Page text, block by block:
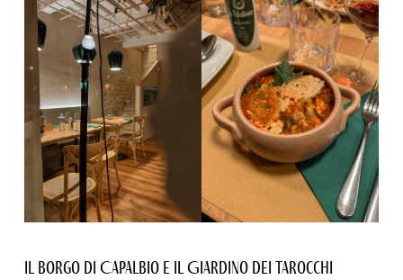
Il borgo di Capalbio e il Giardino dei Tarocchi